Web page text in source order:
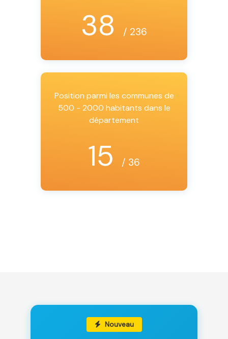
38 / 236
Position parmi les communes de
500 - 2000 habitants dans le
département
15 / 36
Nouveau